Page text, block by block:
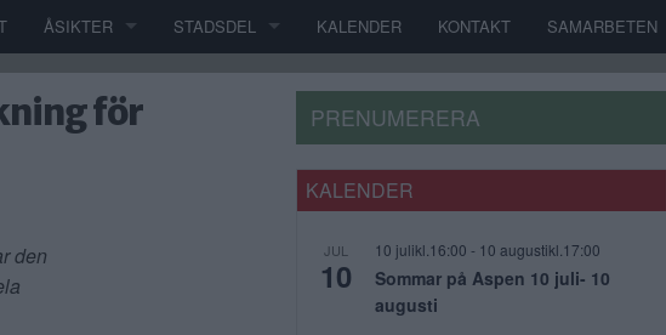
ÅSIKTER STADSDEL KALENDER KONTAKT SAMARBETEN
för
den
PRENUMERERA
KALENDER
JUL
10
10 julikl.16:00 - 10 augustikl.17:00
Sommar på Aspen 10 juli- 10
augusti